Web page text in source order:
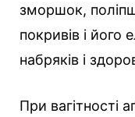
зморшок,
покривів і його
набряків і
При вагітності